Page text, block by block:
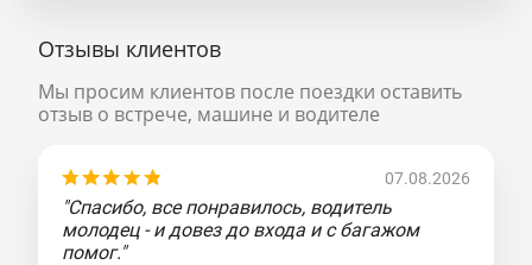
Отзывы клиентов
Мы просим клиентов после поездки оставить
отзыв о встрече, машине и водителе
07.08.2026
"Спасибо, все понравилось, водитель
молодец - и довез до входа и с багажом
помог."